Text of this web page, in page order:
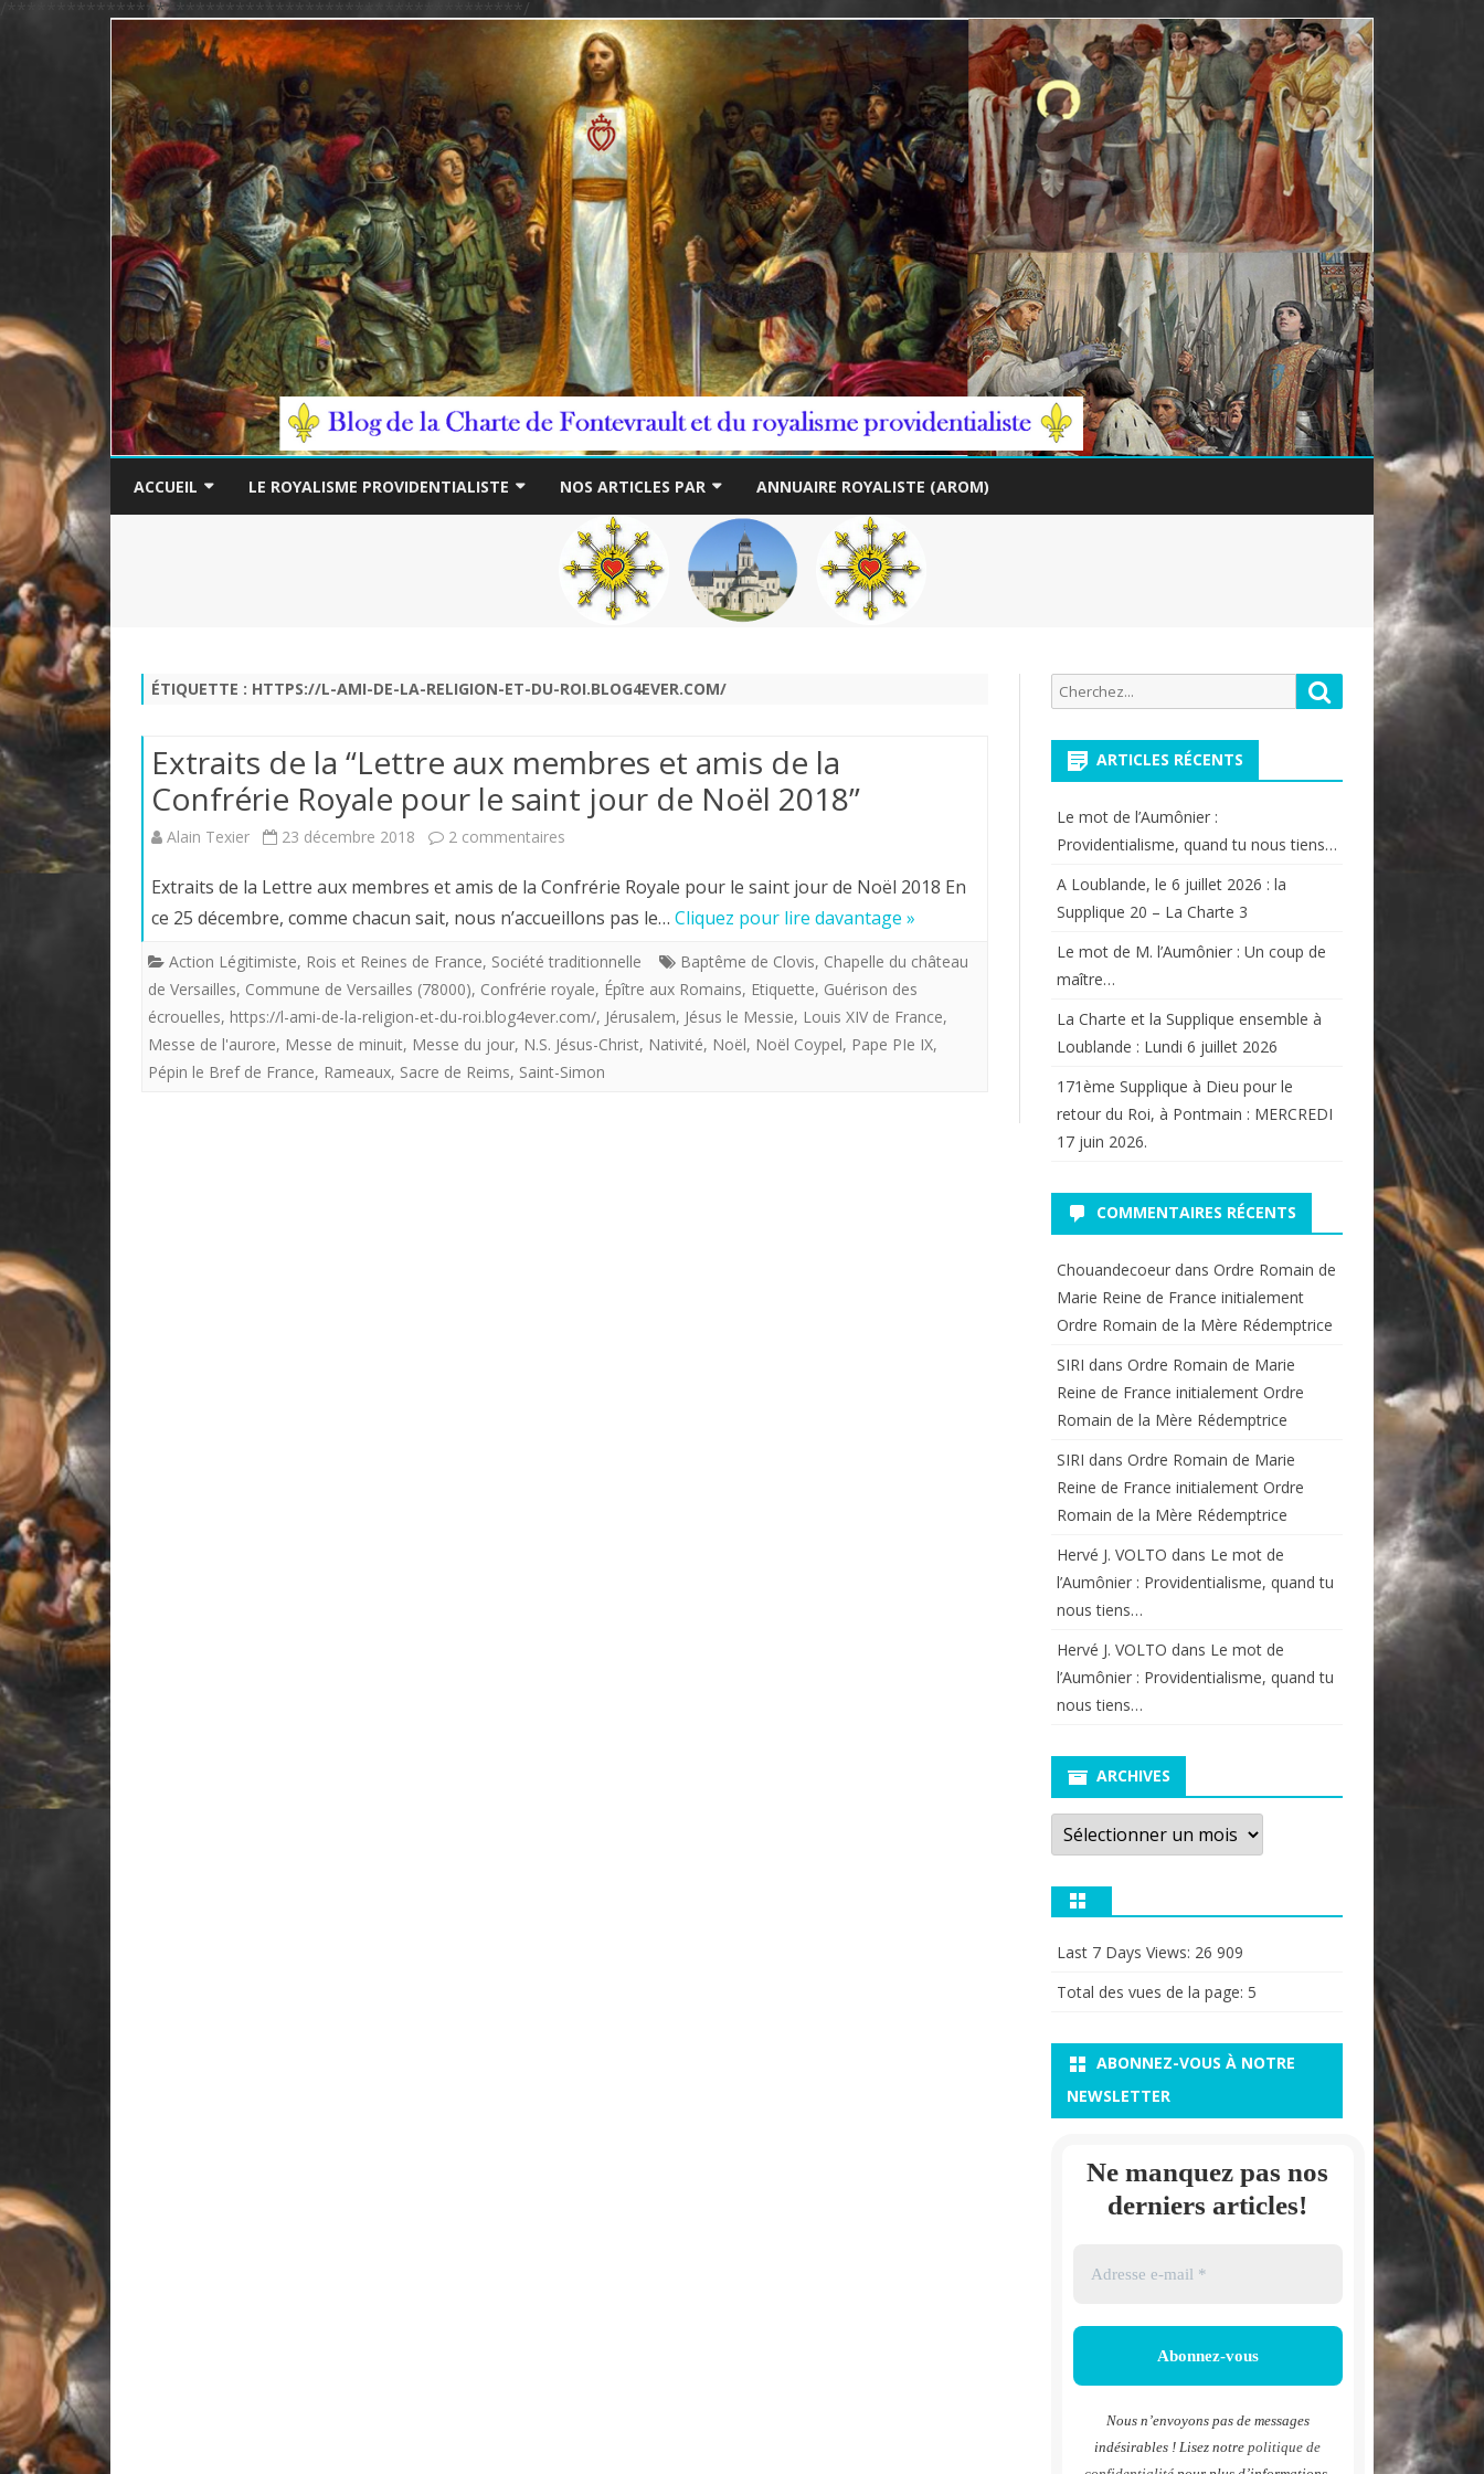
/****************************************************/
to
ACCUEIL LE ROYALISME PROVIDENTIALISTE NOS ARTICLES PAR
THÉME
AUTEUR
ANNUAIRE ROYALISTE (AROM)
ÉTIQUETTE : HTTPS://L-AMI-DE-LA-RELIGION-ET-DU-ROI.BLOG4EVER.COM/
Extraits de la “Lettre aux membres et amis de la
Confrérie Royale pour le saint jour de Noël 2018”
Alain Texier 23 décembre 2018 2 commentaires
de
la
“Lettre
aux
membres
Extraits de la Lettre aux membres et amis de la Confrérie Royale pour le saint jour de Noël 2018 En
ce 25 décembre, comme chacun sait, nous n’accueillons pas le… Cliquez pour lire davantage »
Action Légitimiste, Rois et Reines de France, Société traditionnelle Baptême de Clovis, Chapelle du château
de Versailles, Commune de Versailles (78000), Confrérie royale, Épître aux Romains, Etiquette, Guérison des
écrouelles, https://l-ami-de-la-religion-et-du-roi.blog4ever.com/, Jérusalem, Jésus le Messie, Louis XIV de France,
Messe de l'aurore, Messe de minuit, Messe du jour, N.S. Jésus-Christ, Nativité, Noël, Noël Coypel, Pape PIe IX,
Pépin le Bref de France, Rameaux, Sacre de Reims, Saint-Simon
Recherche
pour:
Rechercher
ARTICLES RÉCENTS
Le mot de l’Aumônier :
Providentialisme, quand tu nous tiens…
A Loublande, le 6 juillet 2026 : la
Supplique 20 – La Charte 3
Le mot de M. l’Aumônier : Un coup de
maître…
La Charte et la Supplique ensemble à
Loublande : Lundi 6 juillet 2026
171ème Supplique à Dieu pour le
retour du Roi, à Pontmain : MERCREDI
17 juin 2026.
COMMENTAIRES RÉCENTS
Chouandecoeurdans Ordre Romain de
Marie Reine de France initialement
Ordre Romain de la Mère Rédemptrice
SIRI dans Ordre Romain de Marie
Reine de France initialement Ordre
Romain de la Mère Rédemptrice
SIRI dans Ordre Romain de Marie
Reine de France initialement Ordre
Romain de la Mère Rédemptrice
Hervé J. VOLTO dans Le mot de
l’Aumônier : Providentialisme, quand tu
nous tiens…
Hervé J. VOLTO dans Le mot de
l’Aumônier : Providentialisme, quand tu
nous tiens…
ARCHIVES
Archives
Last 7 Days Views: 26 909
Total des vues de la page: 5
ABONNEZ-VOUS À NOTRE
NEWSLETTER
Ne manquez pas nos
derniers articles!
Nous n’envoyons pas de messages
indésirables ! Lisez notrepolitique de